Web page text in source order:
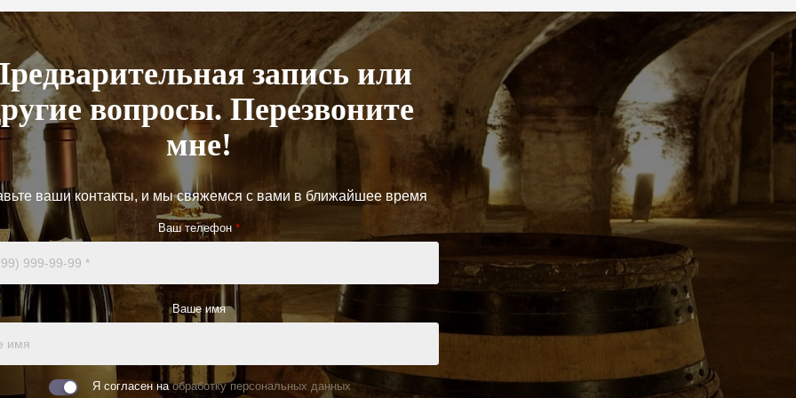
запись или
вопросы. Перезвоните
мне!
ваши контакты, и мы свяжемся с вами в ближайшее время
Ваш телефон *
Ваше имя
Я согласен наобработку персональных данных